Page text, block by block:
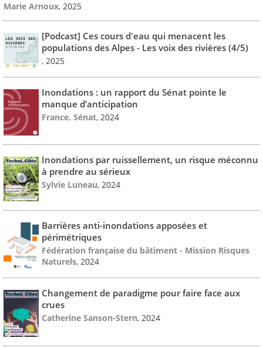
Marie Arnoux, 2025
[Podcast] Ces cours d'eau qui menacent les
populations des Alpes - Les voix des rivières (4/5)
, 2025
Inondations : un rapport du Sénat pointe le
manque d’anticipation
France. Sénat, 2024
Inondations par ruissellement, un risque méconnu
à prendre au sérieux
Sylvie Luneau, 2024
Barrières anti-inondations apposées et
périmétriques
Fédération française du bâtiment - Mission Risques
Naturels, 2024
Changement de paradigme pour faire face aux
crues
Catherine Sanson-Stern, 2024